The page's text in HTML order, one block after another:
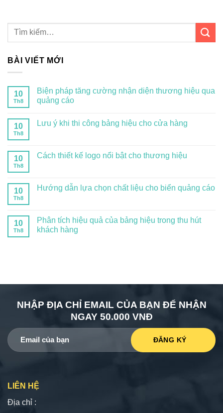
BÀI VIẾT MỚI
10
Th8
Biện pháp tăng cường nhận diện thương hiệu qua
quảng cáo
10
Th8
Lưu ý khi thi công bảng hiệu cho cửa hàng
10
Th8
Cách thiết kế logo nổi bật cho thương hiệu
10
Th8
Hướng dẫn lựa chọn chất liệu cho biển quảng cáo
10
Th8
Phân tích hiệu quả của bảng hiệu trong thu hút
khách hàng
NHẬP ĐỊA CHỈ EMAIL CỦA BẠN ĐỂ NHẬN
NGAY 50.000 VNĐ
LIÊN HỆ
Địa chỉ :